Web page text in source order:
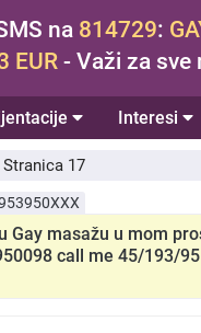
na 814729:
EUR - Važi za sve
Interesi
Stranica 17
Gay masažu u mom
call me 45/193/